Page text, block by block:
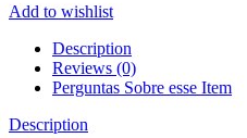
Add to wishlist
Description
Reviews (0)
Perguntas Sobre esse Item
Description